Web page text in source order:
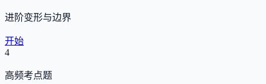
进阶变形与边界
开始
4
高频考点题